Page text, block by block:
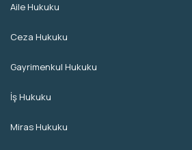
Aile Hukuku
Ceza Hukuku
Gayrimenkul Hukuku
İş Hukuku
Miras Hukuku